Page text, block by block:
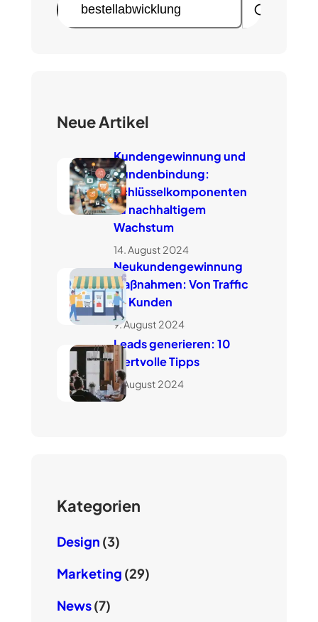
u
Neue Artikel
Kundengewinnung und
Kundenbindung:
Schlüsselkomponenten
zu nachhaltigem
Wachstum
14. August 2024
Neukundengewinnung
Maßnahmen: Von Traffic
zu Kunden
9. August 2024
Leads generieren: 10
wertvolle Tipps
7. August 2024
Kategorien
Design (3)
Marketing (29)
News(7)